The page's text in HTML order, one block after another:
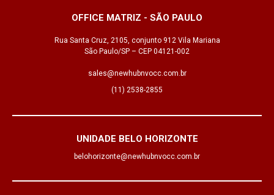
OFFICE MATRIZ - SÃO PAULO
Rua Santa Cruz, 2105, conjunto 912 Vila Mariana
São Paulo/SP – CEP 04121-002
sales@newhubnvocc.com.br
(11) 2538-2855
UNIDADE BELO HORIZONTE
belohorizonte@newhubnvocc.com.br